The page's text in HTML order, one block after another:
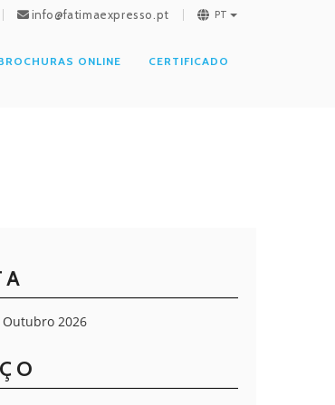
info@fatimaexpresso.pt PT
ONLINE CERTIFICADO
2026